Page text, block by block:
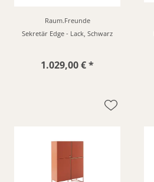
Raum.Freunde
Sekretär Edge - Lack, Schwarz
1.029,00 € *